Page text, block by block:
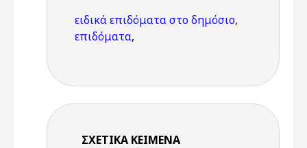
ειδικά επιδόματα στο δημόσιο,
επιδόματα,
ΣΧΕΤΙΚΆ ΚΕΊΜΕΝΑ